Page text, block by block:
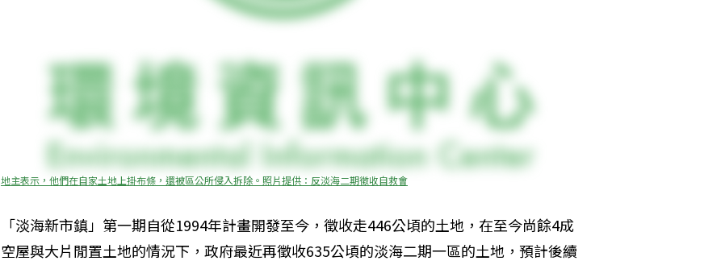
地主表示，他們在自家土地上掛布條，還被區公所侵入拆除。照片提供：反淡海二期徵收自救會
「淡海新市鎮」第一期自從1994年計畫開發至今，徵收走446公頃的土地，在至今尚餘4成
空屋與大片閒置土地的情況下，政府最近再徵收635公頃的淡海二期一區的土地，預計後續